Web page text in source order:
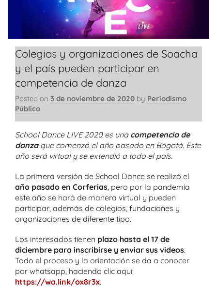
Colegios y organizaciones de Soacha
y el país pueden participar en
competencia de danza
Posted on 3 de noviembre de 2020 by Periodismo
Público
School Dance LIVE 2020 es una competencia de
danzaque comenzó el año pasado en Bogotá. Este
año será virtual y se extendió a todo el país.
La primera versión de School Dance se realizó el
año pasado en Corferias , pero por la pandemia
este año se hará de manera virtual y pueden
participar, además de colegios, fundaciones y
organizaciones de diferente tipo.
Los interesados tienen plazo hasta el 17 de
diciembre para inscribirse y enviar sus videos.
Todo el proceso y la orientación se da a conocer
por whatsapp, haciendo clic aquí:
https://wa.link/ox8r3x.